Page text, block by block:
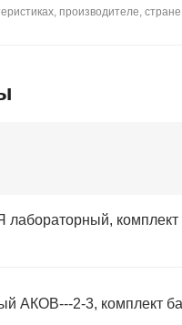
производителе,
комплект
АКОВ---2-3, комплект